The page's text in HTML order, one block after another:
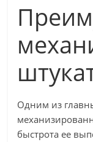
Одним из
быстрота ее